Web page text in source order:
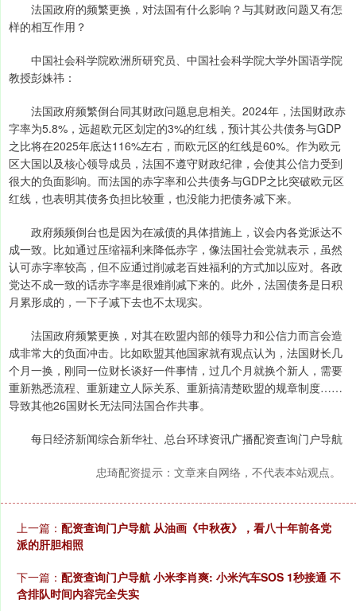
法国政府的频繁更换，对法国有什么影响？与其财政问题又有怎
样的相互作用？
中国社会科学院欧洲所研究员、中国社会科学院大学外国语学院
教授彭姝祎：
法国政府频繁倒台同其财政问题息息相关。2024年，法国财政赤
字率为5.8%，远超欧元区划定的3%的红线，预计其公共债务与GDP
之比将在2025年底达116%左右，而欧元区的红线是60%。作为欧元
区大国以及核心领导成员，法国不遵守财政纪律，会使其公信力受到
很大的负面影响。而法国的赤字率和公共债务与GDP之比突破欧元区
红线，也表明其债务负担比较重，也没能力把债务减下来。
政府频频倒台也是因为在减债的具体措施上，议会内各党派达不
成一致。比如通过压缩福利来降低赤字，像法国社会党就表示，虽然
认可赤字率较高，但不应通过削减老百姓福利的方式加以应对。各政
党达不成一致的话赤字率是很难削减下来的。此外，法国债务是日积
月累形成的，一下子减下去也不太现实。
法国政府频繁更换，对其在欧盟内部的领导力和公信力而言会造
成非常大的负面冲击。比如欧盟其他国家就有观点认为，法国财长几
个月一换，刚同一位财长谈好一件事情，过几个月就换个新人，需要
重新熟悉流程、重新建立人际关系、重新搞清楚欧盟的规章制度……
导致其他26国财长无法同法国合作共事。
每日经济新闻综合新华社、总台环球资讯广播配资查询门户导航
忠琦配资提示：文章来自网络，不代表本站观点。
上一篇： 配资查询门户导航 从油画《中秋夜》，看八十年前各党
派的肝胆相照
下一篇： 配资查询门户导航 小米李肖爽: 小米汽车SOS 1秒接通 不
含排队时间内容完全失实